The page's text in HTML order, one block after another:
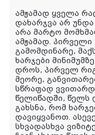
ამჟამად ყველა
დახარჯვა არ
არა მარტო
ამჟამად.
გამომდინარე,
ხარჯები
დროს, პირველ
მეორე,
სწრაფად
წელიწადში, წელს
გახსნა, რომ
დავიყვანოთ.
სხვადასხვა